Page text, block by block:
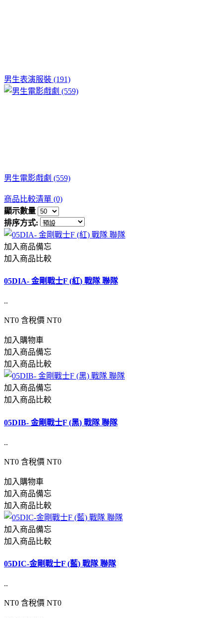
男生表演服裝 (191)
男生電影戲劇 (559)
商品比較清單 (0)
顯示數量
排序方式:
加入商品備忘
加入商品比較
05DIA- 金剛戰士F (紅) 戰隊 聯隊
..
NT0 含稅價 NT0
加入購物車
加入商品備忘
加入商品比較
加入商品備忘
加入商品比較
05DIB- 金剛戰士F (黑) 戰隊 聯隊
..
NT0 含稅價 NT0
加入購物車
加入商品備忘
加入商品比較
加入商品備忘
加入商品比較
05DIC-金剛戰士F (藍) 戰隊 聯隊
..
NT0 含稅價 NT0